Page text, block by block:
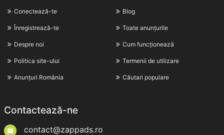
Conectează-te
Înregistrează-te
Despre noi
Politica site-ului
Anunțuri România
Blog
Toate anunțurile
Cum funcționează
Termenii de utilizare
Căutari populare
Contactează-ne
contact@zappads.ro